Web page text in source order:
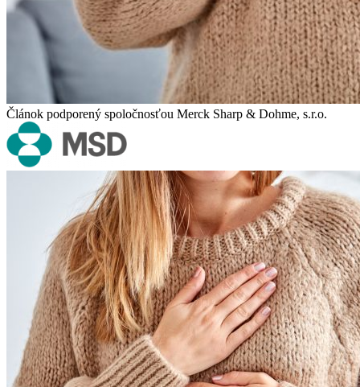
Článok podporený spoločnosťou Merck Sharp & Dohme, s.r.o.